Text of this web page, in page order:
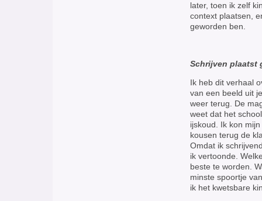
later, toen ik zelf
context plaatsen,
geworden ben.
Schrijven plaatst
Ik heb dit verhaal
van een beeld uit
weer terug. De
weet dat het
ijskoud. Ik kon
kousen terug de
Omdat ik
ik vertoonde.
beste te worden.
minste spoortje
ik het kwetsbare